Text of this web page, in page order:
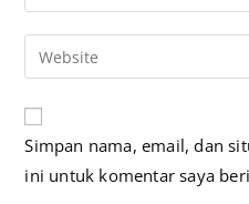
Simpan nama, email, dan
ini untuk komentar saya